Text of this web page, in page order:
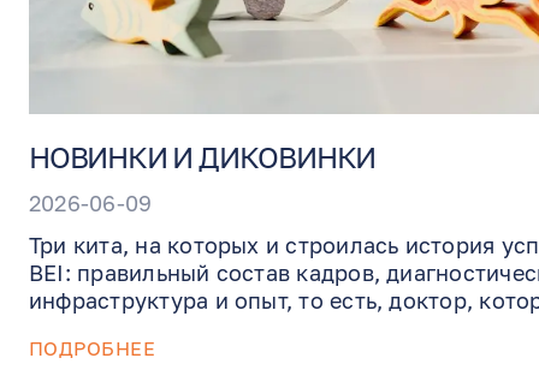
НОВИНКИ И ДИКОВИНКИ
2026-06-09
Три кита, на которых и строилась история
BEI: правильный состав кадров,
инфраструктура и опыт, то есть, доктор,
самосовершенствования.
ПОДРОБНЕЕ